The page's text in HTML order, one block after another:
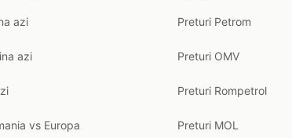
azi
azi
vs Europa
Preturi Petrom
Preturi OMV
Preturi Rompetrol
Preturi MOL